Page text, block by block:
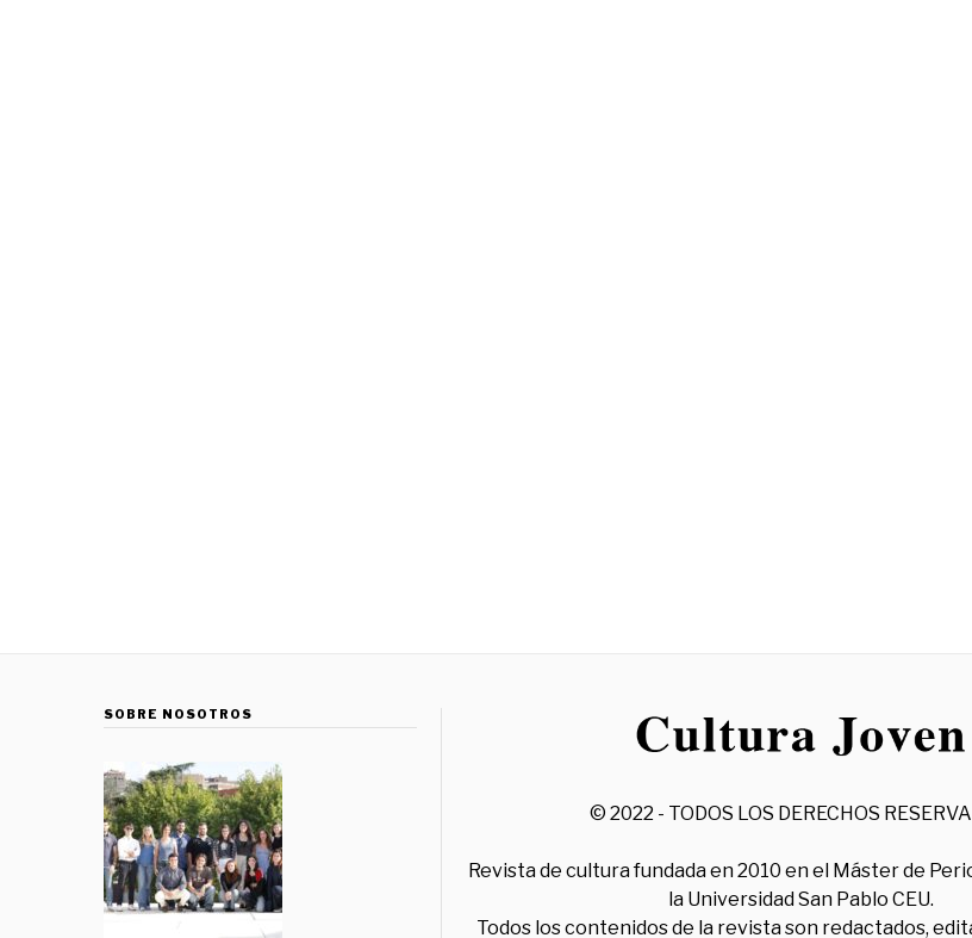
SOBRE NOSOTROS
© 2022 - TODOS LOS DERECHOS
Revista de cultura fundada en 2010 en el Máster de
la Universidad San Pablo CEU.
Todos los contenidos de la revista son redactados,